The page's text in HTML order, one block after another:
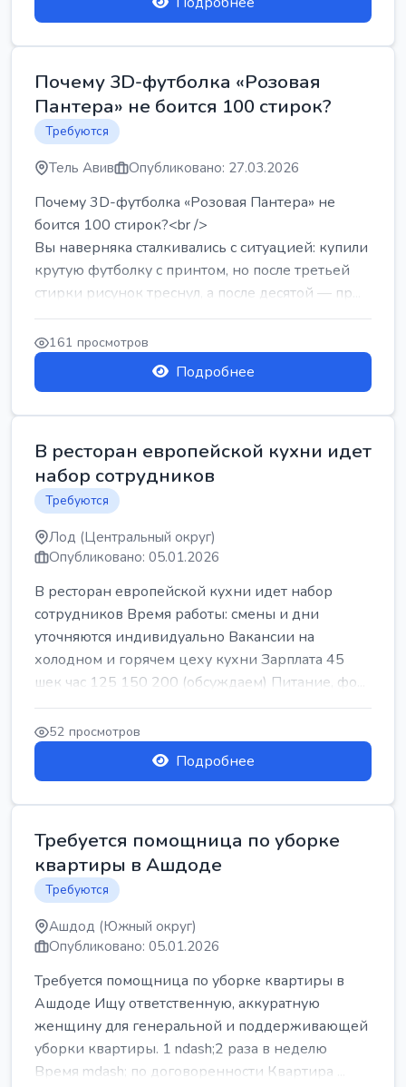
Почему 3D-футболка «Розовая
Пантера» не боится 100 стирок?
Требуются
Тель Авив Опубликовано: 27.03.2026
Почему 3D-футболка «Розовая Пантера» не
боится 100 стирок?<br />
Вы наверняка сталкивались с ситуацией: купили
крутую футболку с принтом, но после третьей
стирки рисунок треснул, а после десятой — пр...
161 просмотров
Подробнее
В ресторан европейской кухни идет
набор сотрудников
Требуются
Лод (Центральный округ)
Опубликовано: 05.01.2026
В ресторан европейской кухни идет набор
сотрудников Время работы: смены и дни
уточняются индивидуально Вакансии на
холодном и горячем цеху кухни Зарплата 45
шек час 125 150 200 (обсуждаем) Питание, фо...
52 просмотров
Подробнее
Требуется помощница по уборке
квартиры в Ашдоде
Требуются
Ашдод (Южный округ)
Опубликовано: 05.01.2026
Требуется помощница по уборке квартиры в
Ашдоде Ищу ответственную, аккуратную
женщину для генеральной и поддерживающей
уборки квартиры. 1 ndash;2 раза в неделю
Время mdash; по договоренности Квартира ...